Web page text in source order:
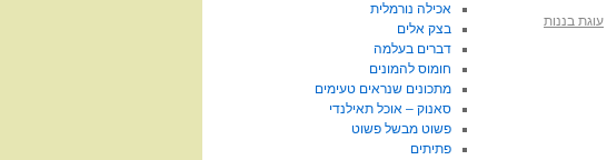
עוגת בננות
אכילה נורמלית
בצק אלים
דברים בעלמה
חומוס להמונים
מתכונים שנראים טעימים
סאנוק – אוכל תאילנדי
פשוט מבשל פשוט
פתיתים